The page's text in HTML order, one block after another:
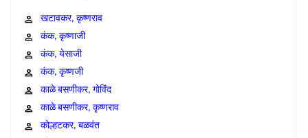
खटावकर, कृष्णराव
कंक, कृष्णाजी
कंक, येसाजी
कंक, कृष्णजी
काळे बसणीकर, गोविंद
काळे बसणीकर, कृष्णराव
कोल्हटकर, बळवंत